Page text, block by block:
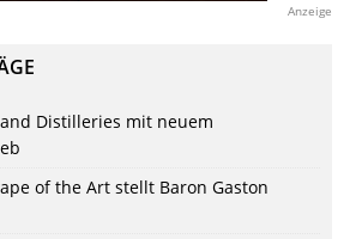
Anzeige
Distilleries mit neuem
of the Art stellt Baron Gaston